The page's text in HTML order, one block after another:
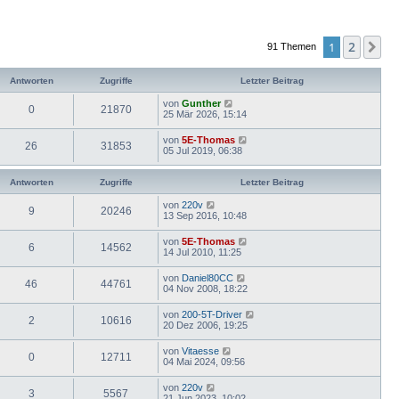
91 Themen 1 2
Antworten Zugriffe Letzter Beitrag
0 21870 von Gunther
25 Mär 2026, 15:14
26 31853 von 5E-Thomas
05 Jul 2019, 06:38
Antworten Zugriffe Letzter Beitrag
9 20246 von 220v
13 Sep 2016, 10:48
6 14562 von 5E-Thomas
14 Jul 2010, 11:25
46 44761 von Daniel80CC
04 Nov 2008, 18:22
2 10616 von 200-5T-Driver
20 Dez 2006, 19:25
0 12711 von Vitaesse
04 Mai 2024, 09:56
3 5567 von 220v